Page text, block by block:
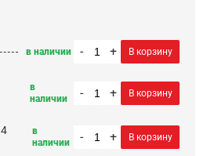
в наличии - + В корзину
в
наличии
- + В корзину
в
наличии
- + В корзину